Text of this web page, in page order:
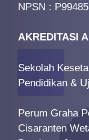
NPSN :
AKREDITASI A
Sekolah
Pendidikan &
Perum Graha
Cisaranten